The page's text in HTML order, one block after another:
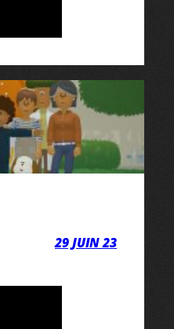
29 JUIN 23